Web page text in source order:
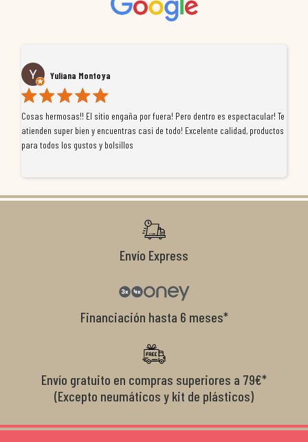
engaña por fuera! Pero dentro es espectacular! Te
casi de todo! Excelente calidad, productos
Tuve un pequeño
de MoremotoRacing se ha
recomendables.
Envío Express
Financiación hasta 6 meses*
Envío gratuito en compras superiores a 79€*
(Excepto neumáticos y kit de plásticos)